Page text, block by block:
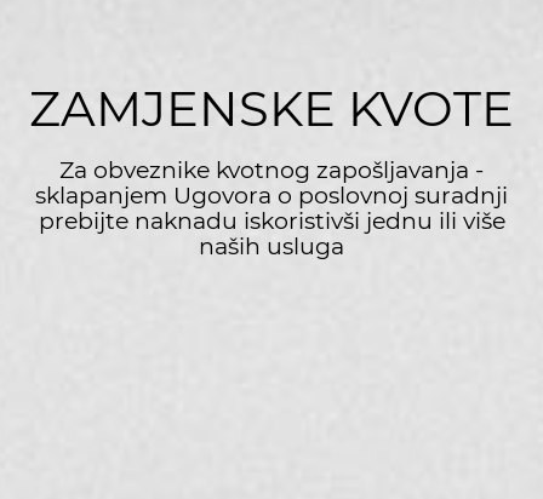
ZAMJENSKE KVOTE
Za obveznike kvotnog zapošljavanja -
sklapanjem Ugovora o poslovnoj suradnji
prebijte naknadu iskoristivši jednu ili više
naših usluga